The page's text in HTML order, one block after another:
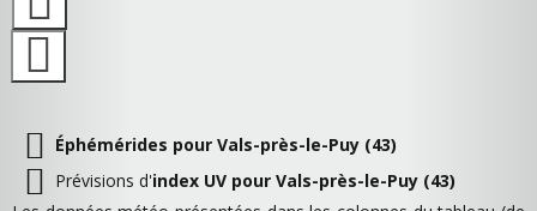
Éphémérides pour Vals-près-le-Puy (43)
Prévisions d'index UV pour Vals-près-le-Puy (43)